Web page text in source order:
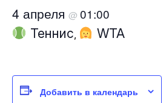
4 апреля @ 01:00
Теннис WTA
Добавить в календарь